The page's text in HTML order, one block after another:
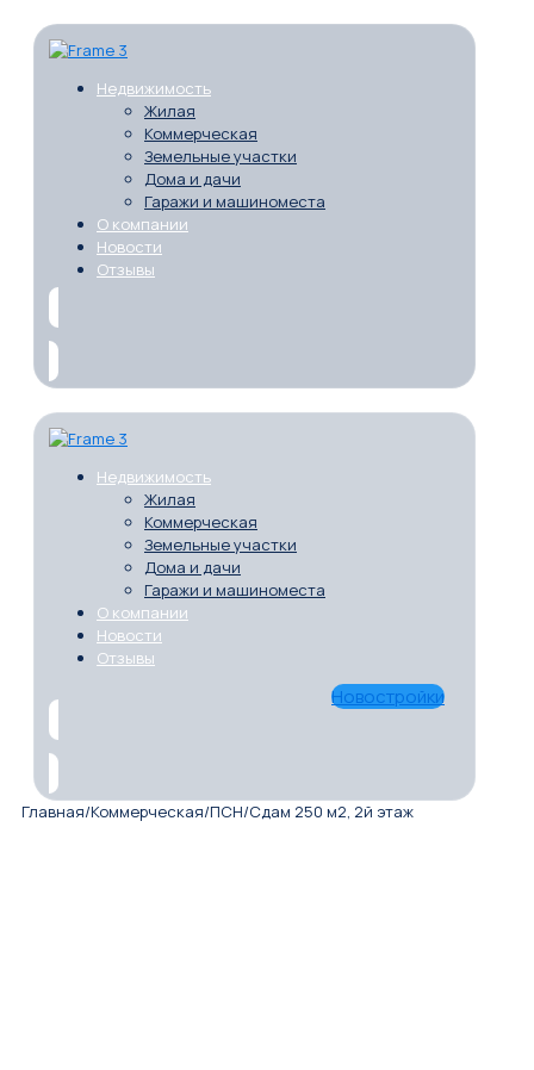
Недвижимость
Жилая
Коммерческая
Земельные участки
Дома и дачи
Гаражи и машиноместа
О компании
Новости
Отзывы
Недвижимость
Жилая
Коммерческая
Земельные участки
Дома и дачи
Гаражи и машиноместа
О компании
Новости
Отзывы
Новостройки
Главная/Коммерческая/ПСН/Сдам 250 м2, 2й этаж